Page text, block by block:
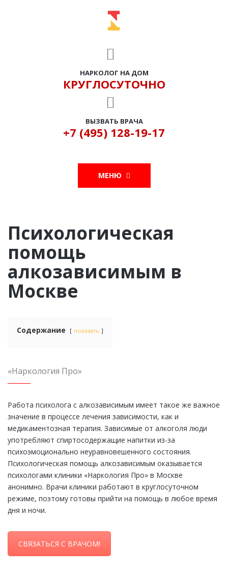
НАРКОЛОГ НА ДОМ
КРУГЛОСУТОЧНО
ВЫЗВАТЬ ВРАЧА
+7 (495) 128-19-17
МЕНЮ
Психологическая
помощь
алкозависимым в
Москве
Содержание показать
«Наркология Про»
Работа психолога с алкозависимым имеет такое же важное
значение в процессе лечения зависимости, как и
медикаментозная терапия. Зависимые от алкоголя люди
употребляют спиртосодержащие напитки из-за
психоэмоционально неуравновешенного состояния.
Психологическая помощь алкозависимым оказывается
психологами клиники «Наркология Про» в Москве
анонимно. Врачи клиники работают в круглосуточном
режиме, поэтому готовы прийти на помощь в любое время
дня и ночи.
СВЯЗАТЬСЯ С ВРАЧОМ!